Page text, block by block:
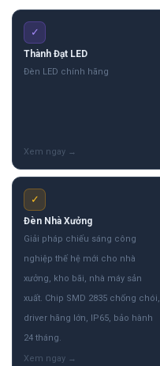
✓
Thành Đạt LED
Đèn LED chính hãng
✓
Đèn Nhà Xưởng
Giải pháp chiếu sáng công
nghiệp thế hệ mới cho nhà
xưởng, kho bãi, nhà máy sản
xuất. Chip SMD 2835 chống chói,
driver hãng lớn, IP65, bảo hành
24 tháng.